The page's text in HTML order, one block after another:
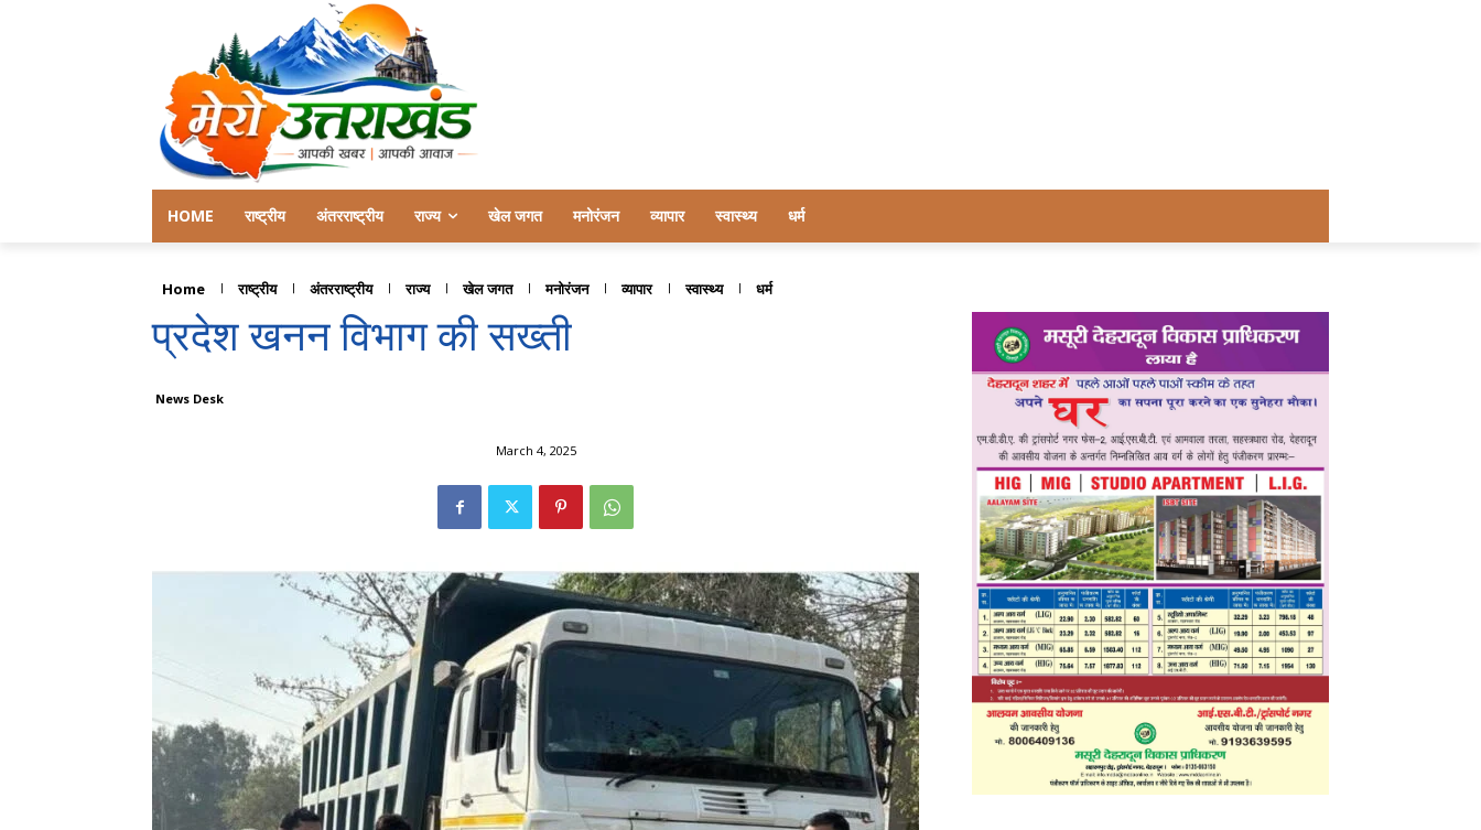
HOME राष्ट्रीय अंतरराष्ट्रीय राज्य खेल जगत मनोरंजन व्यापार स्वास्थ्य धर्म
Home राष्ट्रीय अंतरराष्ट्रीय राज्य खेल जगत मनोरंजन व्यापार स्वास्थ्य धर्म
प्रदेश खनन विभाग की सख्ती
News Desk
March 4, 2025